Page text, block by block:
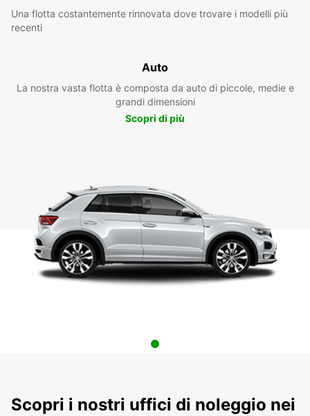
Una flotta costantemente rinnovata dove trovare i modelli più
recenti
Auto
La nostra vasta flotta è composta da auto di piccole, medie e
grandi dimensioni
Scopri di più
Scopri i nostri uffici di noleggio nei